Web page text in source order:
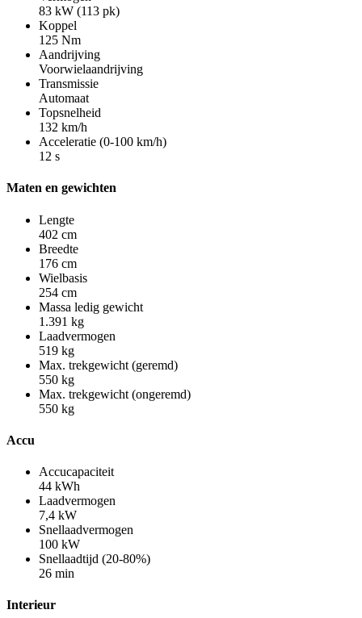
83 kW (113 pk)
Koppel
125 Nm
Aandrijving
Voorwielaandrijving
Transmissie
Automaat
Topsnelheid
132 km/h
Acceleratie (0-100 km/h)
12 s
Maten en gewichten
Lengte
402 cm
Breedte
176 cm
Wielbasis
254 cm
Massa ledig gewicht
1.391 kg
Laadvermogen
519 kg
Max. trekgewicht (geremd)
550 kg
Max. trekgewicht (ongeremd)
550 kg
Accu
Accucapaciteit
44 kWh
Laadvermogen
7,4 kW
Snellaadvermogen
100 kW
Snellaadtijd (20-80%)
26 min
Interieur